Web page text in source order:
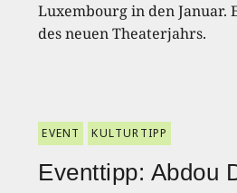
Luxembourg in den Januar.
des neuen Theaterjahrs.
EVENT KULTURTIPP
Eventtipp: Abdou